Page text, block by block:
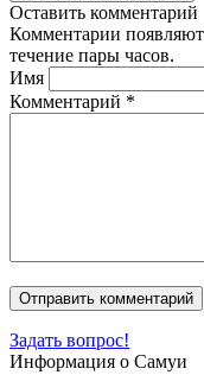
Оставить комментарий
Комментарии
течение пары часов.
Имя
Комментарий *
Задать вопрос!
Информация о Самуи